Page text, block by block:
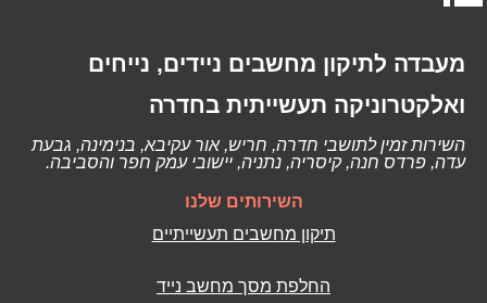
מעבדה לתיקון מחשבים ניידים, נייחים
ואלקטרוניקה תעשייתית בחדרה
השירות זמין לתושבי חדרה, חריש, אור עקיבא, בנימינה, גבעת
עדה, פרדס חנה, קיסריה, נתניה, יישובי עמק חפר והסביבה.
השירותים שלנו
תיקון מחשבים תעשייתיים
החלפת מסך מחשב נייד